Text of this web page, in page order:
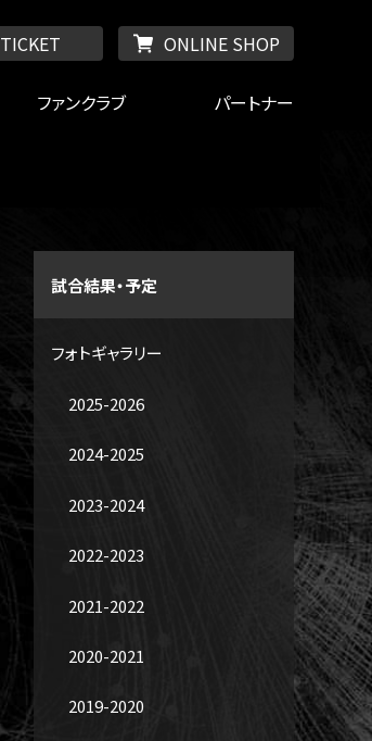
TICKET ONLINE SHOP
ファンクラブ パートナー
試合結果・予定
フォトギャラリー
2025-2026
2024-2025
2023-2024
2022-2023
2021-2022
2020-2021
2019-2020